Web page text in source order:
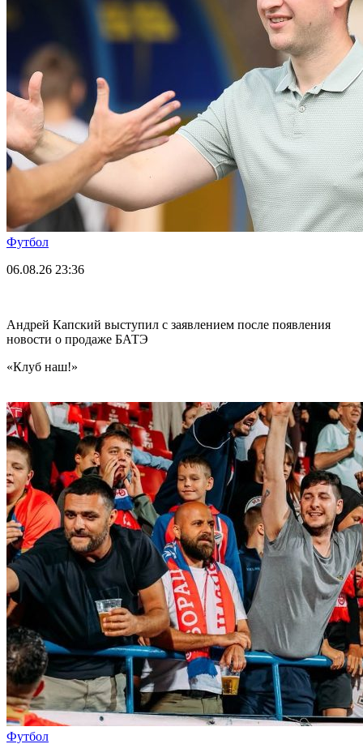
Футбол
06.08.26 23:36
Андрей Капский выступил с заявлением после появления
новости о продаже БАТЭ
«Клуб наш!»
Футбол